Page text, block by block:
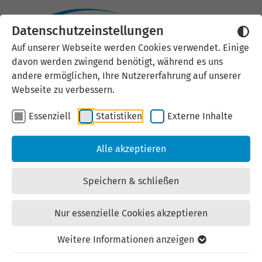
Datenschutzeinstellungen
Auf unserer Webseite werden Cookies verwendet. Einige
davon werden zwingend benötigt, während es uns
andere ermöglichen, Ihre Nutzererfahrung auf unserer
Webseite zu verbessern.
Essenziell Statistiken Externe Inhalte
Alle akzeptieren
Speichern & schließen
Nur essenzielle Cookies akzeptieren
Weitere Informationen anzeigen
Externen Inhalt laden
Wir verwenden auf unserer
Website externe Inhalte, um Ihnen
zusätzliche Informationen
anzubieten. Einige externe Inhalte
(z.B. Google Maps, Youtube)
können persönliche Daten (z.B. IP-
Mit der Bestätigung erklären Sie